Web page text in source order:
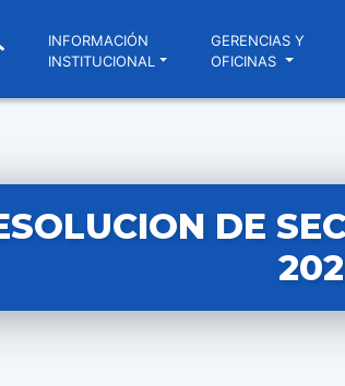
INFORMACIÓN
INSTITUCIONAL
GERENCIAS Y
OFICINAS
DE